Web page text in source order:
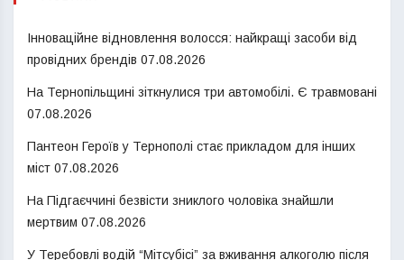
Інноваційне відновлення волосся: найкращі засоби від
провідних брендів 07.08.2026
На Тернопільщині зіткнулися три автомобілі. Є травмовані
07.08.2026
Пантеон Героїв у Тернополі стає прикладом для інших
міст 07.08.2026
На Підгаєччині безвісти зниклого чоловіка знайшли
мертвим 07.08.2026
У Теребовлі водій “Мітсубісі” за вживання алкоголю після